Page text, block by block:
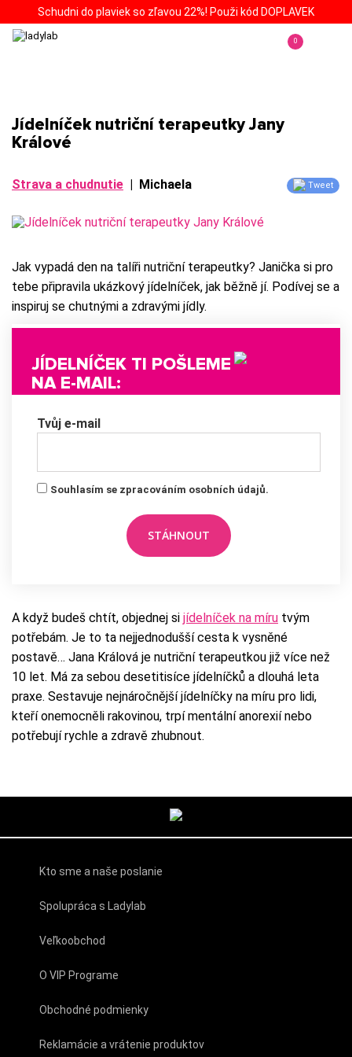
Schudni do plaviek so zľavou 22%! Použi kód DOPLAVEK
0
Jídelníček nutriční terapeutky Jany
Králové
Tweet
Strava a chudnutie | Michaela
Jak vypadá den na talíři nutriční terapeutky? Janička si pro
tebe připravila ukázkový jídelníček, jak běžně jí. Podívej se a
inspiruj se chutnými a zdravými jídly.
JÍDELNÍČEK TI POŠLEME
NA E-MAIL:
Tvůj e-mail
Souhlasím se zpracováním osobních údajů.
A když budeš chtít, objednej si jídelníček na míru tvým
potřebám. Je to ta nejjednodušší cesta k vysněné
postavě… Jana Králová je nutriční terapeutkou již více než
10 let. Má za sebou desetitisíce jídelníčků a dlouhá leta
praxe. Sestavuje nejnáročnější jídelníčky na míru pro lidi,
kteří onemocněli rakovinou, trpí mentální anorexií nebo
potřebují rychle a zdravě zhubnout.
Kto sme a naše poslanie
Spolupráca s Ladylab
Veľkoobchod
O VIP Programe
Obchodné podmienky
Reklamácie a vrátenie produktov